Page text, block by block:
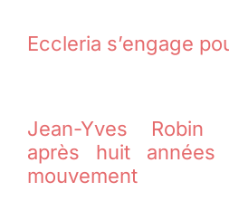
Eccleria s’engage
Jean-Yves Robin
après huit
mouvement